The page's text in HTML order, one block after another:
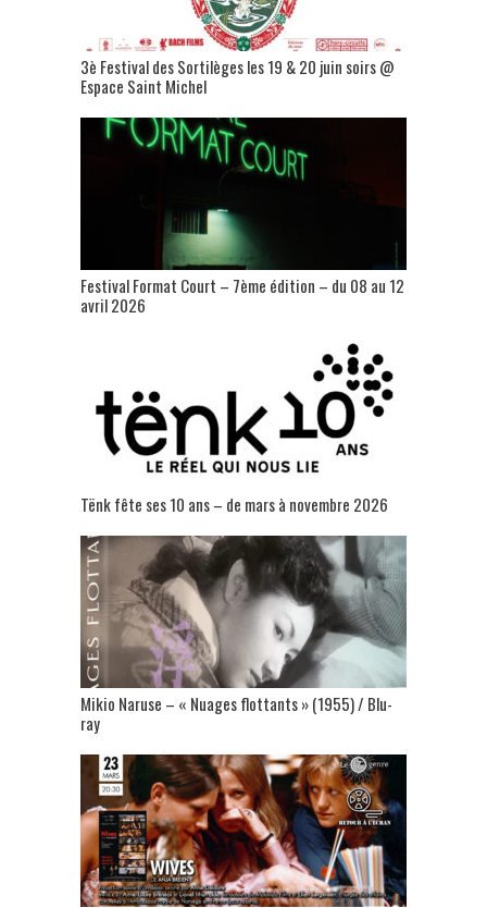
3è Festival des Sortilèges les 19 & 20 juin soirs @
Espace Saint Michel
Festival Format Court – 7ème édition – du 08 au 12
avril 2026
Tënk fête ses 10 ans – de mars à novembre 2026
Mikio Naruse – « Nuages flottants » (1955) / Blu-
ray